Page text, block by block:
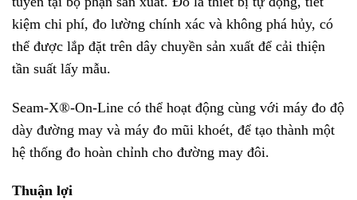
kiệm chi phí, đo lường chính xác và không phá hủy, có
thể được lắp đặt trên dây chuyền sản xuất để cải thiện
tần suất lấy mẫu.
Seam-X®-On-Line có thể hoạt động cùng với máy đo độ
dày đường may và máy đo mũi khoét, để tạo thành một
hệ thống đo hoàn chỉnh cho đường may đôi.
Thuận lợi